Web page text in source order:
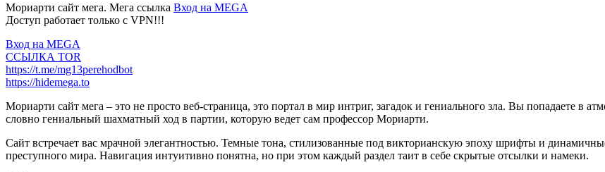
Мориарти сайт мега. Мега ссылка Вход на MEGA
Доступ работает только с VPN!!!
Вход на MEGA
ССЫЛКА TOR
https://t.me/mg13perehodbot
https://hidemega.to
Мориарти сайт мега – это не просто веб-страница, это портал в мир интриг, загадок и гениального зла. Вы попадаете в
словно гениальный шахматный ход в партии, которую ведет сам профессор Мориарти.
Сайт встречает вас мрачной элегантностью. Темные тона, стилизованные под викторианскую эпоху шрифты и
преступного мира. Навигация интуитивно понятна, но при этом каждый раздел таит в себе скрытые отсылки и намеки.